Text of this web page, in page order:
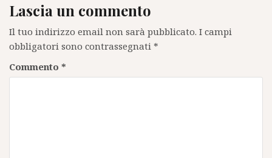
Lascia un commento
Il tuo indirizzo email non sarà pubblicato. I campi
obbligatori sono contrassegnati *
Commento *